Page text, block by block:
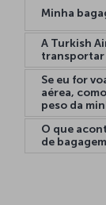
Minha
A Turkish
transportar
Se eu for
aérea,
peso da
O que
de